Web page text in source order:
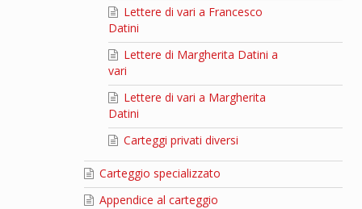
Lettere di vari a Francesco
Datini
Lettere di Margherita Datini a
vari
Lettere di vari a Margherita
Datini
Carteggi privati diversi
Carteggio specializzato
Appendice al carteggio